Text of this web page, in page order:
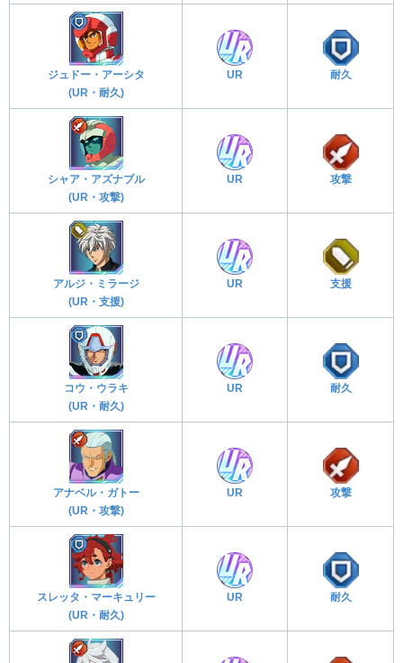
ジュドー・アーシタ
(UR・耐久)
UR 耐久
シャア・アズナブル
(UR・攻撃)
UR 攻撃
アルジ・ミラージ
(UR・支援)
UR 支援
コウ・ウラキ
(UR・耐久)
UR 耐久
アナベル・ガトー
(UR・攻撃)
UR 攻撃
スレッタ・マーキュリー
(UR・耐久)
UR 耐久